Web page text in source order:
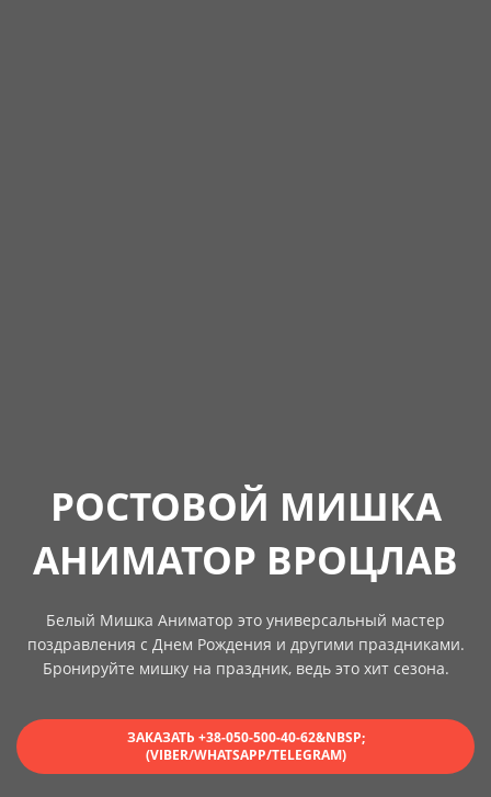
РОСТОВОЙ МИШКА
АНИМАТОР ВРОЦЛАВ
Белый Мишка Аниматор это универсальный мастер
поздравления с Днем Рождения и другими праздниками.
Бронируйте мишку на праздник, ведь это хит сезона.
ЗАКАЗАТЬ +38-050-500-40-62&NBSP;
(VIBER/WHATSAPP/TELEGRAM)